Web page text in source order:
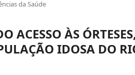
da Saúde
ACESSO ÀS
IDOSA DO